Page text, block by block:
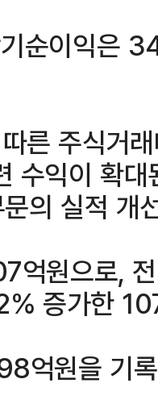
순이익은
른 주식거
수익이 확
의 실적 개
억원으로,
증가한
억원을 기